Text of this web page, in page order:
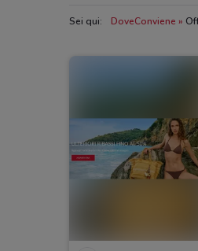
Sei qui: DoveConviene